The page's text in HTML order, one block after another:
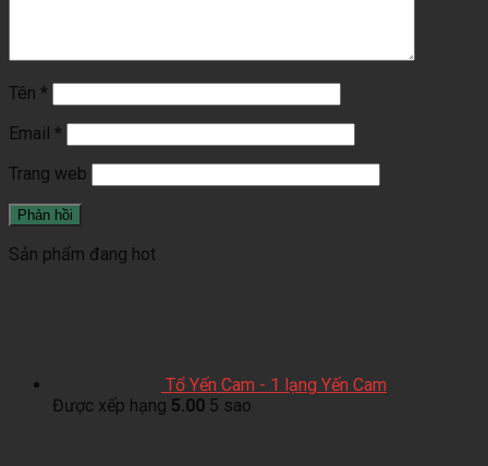
Tên *
Email *
Trang web
Sản phẩm đang hot
Tổ Yến Cam - 1 lạng Yến Cam
Được xếp hạng 5.00 5 sao